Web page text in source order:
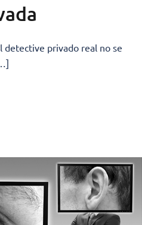
detective privado real no se